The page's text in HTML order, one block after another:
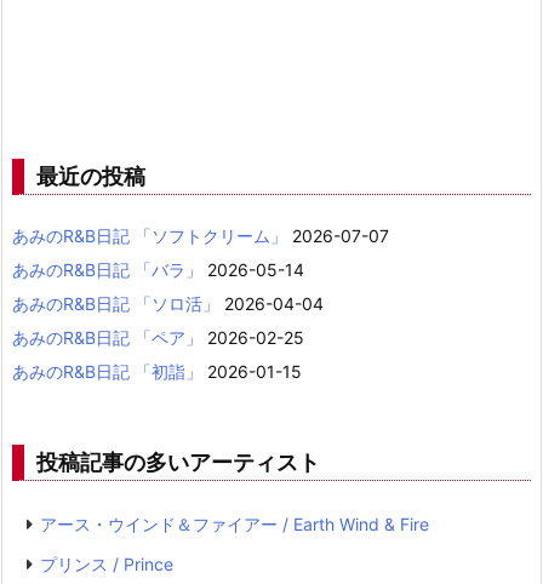
最近の投稿
あみのR&B日記 「ソフトクリーム」
2026-07-07
あみのR&B日記 「バラ」
2026-05-14
あみのR&B日記 「ソロ活」
2026-04-04
あみのR&B日記 「ペア」
2026-02-25
あみのR&B日記 「初詣」
2026-01-15
投稿記事の多いアーティスト
アース・ウインド＆ファイアー / Earth Wind & Fire
プリンス / Prince